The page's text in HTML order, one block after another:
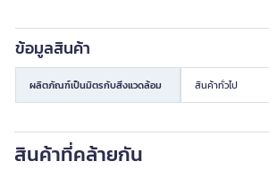
ข้อมูลสินค้า
ผลิตภัณฑ์เป็นมิตรกับสิ่งแวดล้อม สินค้าทั่วไป
สินค้าที่คล้ายกัน